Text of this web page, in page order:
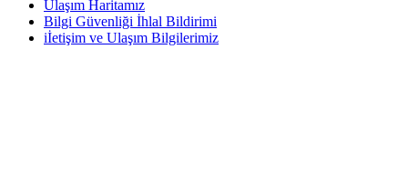
Ulaşım Haritamız
Bilgi Güvenliği İhlal Bildirimi
iİetişim ve Ulaşım Bilgilerimiz